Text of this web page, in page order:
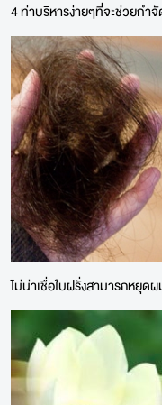
4 ท่าบริหารง่ายๆที่จะช่วยกำ
ไม่น่าเชื่อใบฝรั่งสามารถหยุด